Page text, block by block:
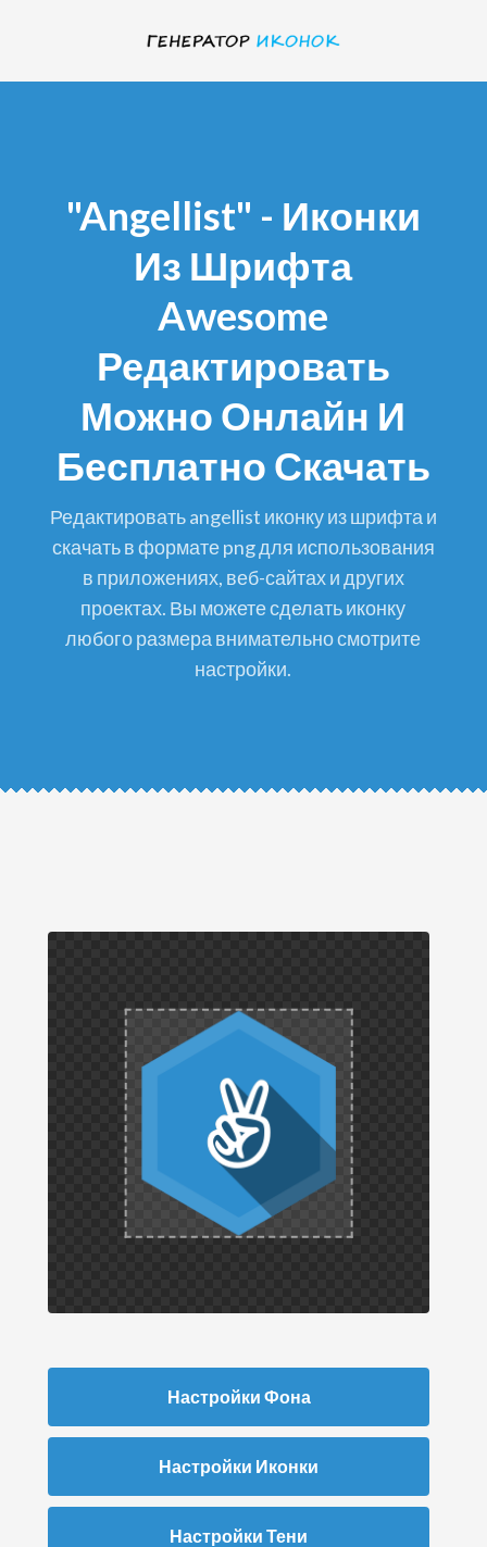
"angellist" - Иконки
Из Шрифта
Awesome
Редактировать
Можно Онлайн И
Бесплатно Скачать
редактировать angellist иконку из шрифта и
скачать в формате png для использования
в приложениях, веб-сайтах и других
проектах. Вы можете сделать иконку
любого размера внимательно смотрите
настройки.
Настройки Фона
Настройки Иконки
Настройки Тени